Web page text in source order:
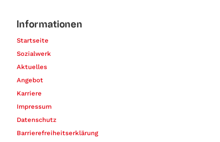
Informationen
Startseite
Sozialwerk
Aktuelles
Angebot
Karriere
Impressum
Datenschutz
Barrierefreiheitserklärung